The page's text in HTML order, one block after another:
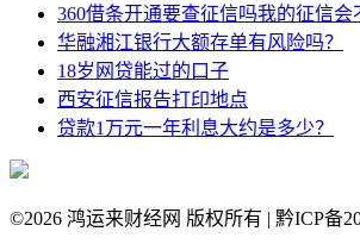
360借条开通要查征信吗我的征信会
华融湘江银行大额存单有风险吗？
18岁网贷能过的口子
西安征信报告打印地点
贷款1万元一年利息大约是多少？
©2026 鸿运来财经网 版权所有 | 黔ICP备